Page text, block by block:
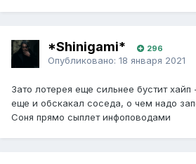
*Shinigami* 296
Опубликовано: 18 января 2021
Зато лотерея еще сильнее бустит хайп
еще и обскакал соседа, о чем надо
Соня прямо сыплет инфоповодами